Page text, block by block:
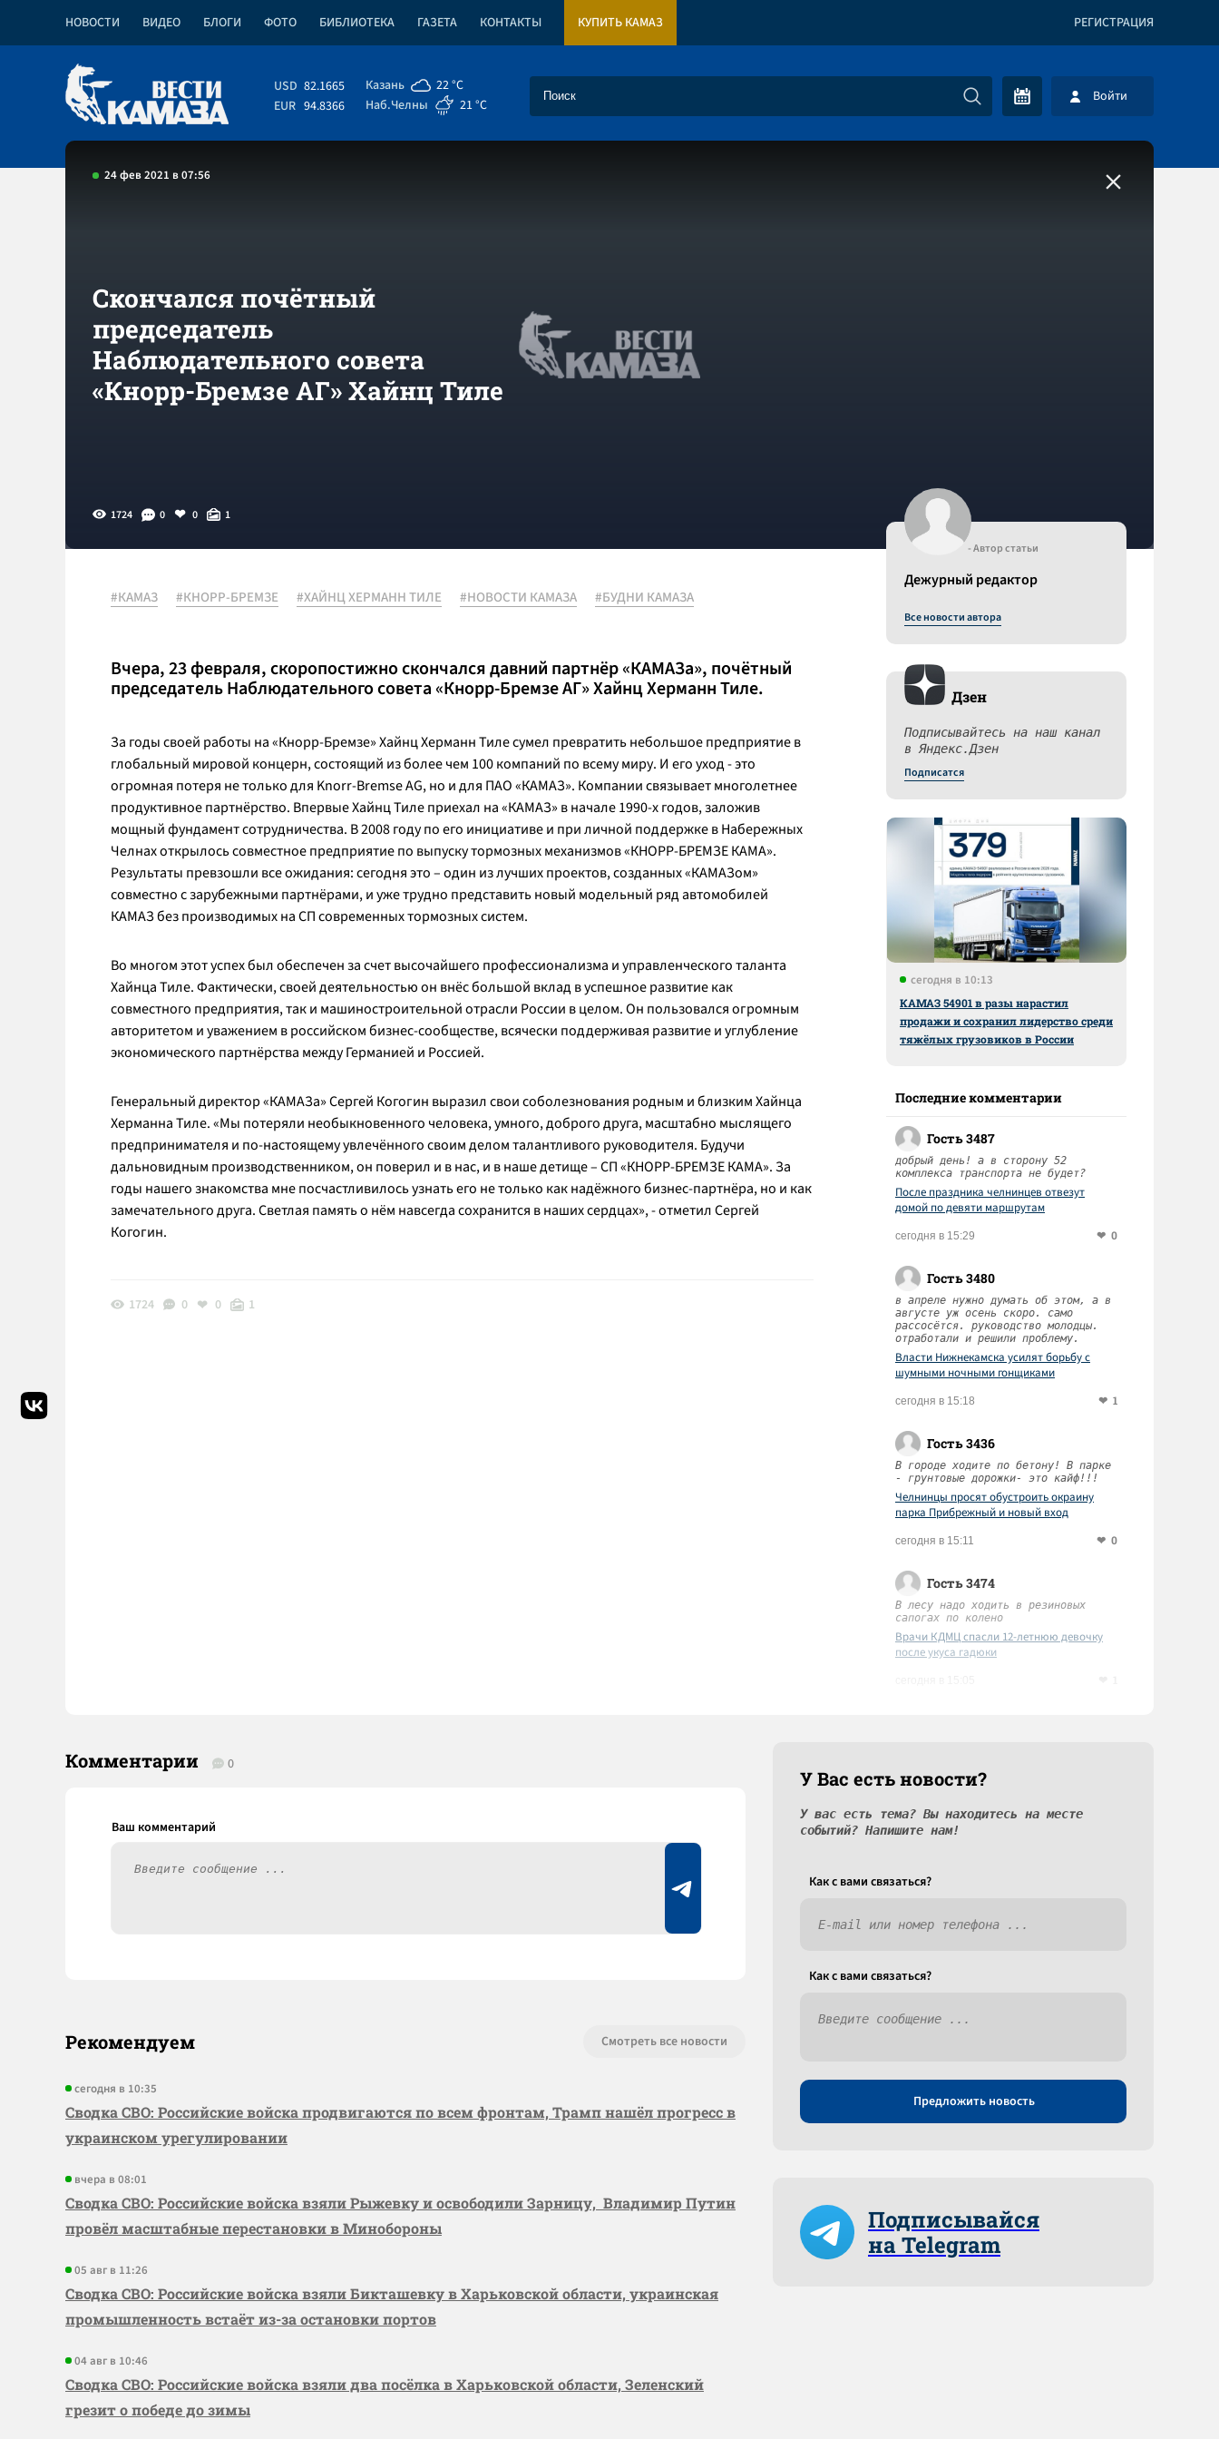
НОВОСТИ ВИДЕО БЛОГИ ФОТО БИБЛИОТЕКА ГАЗЕТА КОНТАКТЫ КУПИТЬ КАМАЗ РЕГИСТРАЦИЯ
USD 82.1665
EUR 94.8366
Казань
22 °C
Наб.Челны
21 °C Войти
24 фев 2021 в 07:56
Скончался почётный
председатель
Наблюдательного совета
«Кнорр-Бремзе АГ» Хайнц Тиле
1724 0 0 1
#КАМАЗ #КНОРР-БРЕМЗЕ #ХАЙНЦ ХЕРМАНН ТИЛЕ #НОВОСТИ КАМАЗА #БУДНИ КАМАЗА
Вчера, 23 февраля, скоропостижно скончался давний партнёр «КАМАЗа», почётный
председатель Наблюдательного совета «Кнорр-Бремзе АГ» Хайнц Херманн Тиле.
За годы своей работы на «Кнорр-Бремзе» Хайнц Херманн Тиле сумел превратить небольшое предприятие в
глобальный мировой концерн, состоящий из более чем 100 компаний по всему миру. И его уход - это
огромная потеря не только для Knorr-Bremse AG, но и для ПАО «КАМАЗ». Компании связывает многолетнее
продуктивное партнёрство. Впервые Хайнц Тиле приехал на «КАМАЗ» в начале 1990-х годов, заложив
мощный фундамент сотрудничества. В 2008 году по его инициативе и при личной поддержке в Набережных
Челнах открылось совместное предприятие по выпуску тормозных механизмов «КНОРР-БРЕМЗЕ КАМА».
Результаты превзошли все ожидания: сегодня это – один из лучших проектов, созданных «КАМАЗом»
совместно с зарубежными партнёрами, и уже трудно представить новый модельный ряд автомобилей
КАМАЗ без производимых на СП современных тормозных систем.
Во многом этот успех был обеспечен за счет высочайшего профессионализма и управленческого таланта
Хайнца Тиле. Фактически, своей деятельностью он внёс большой вклад в успешное развитие как
совместного предприятия, так и машиностроительной отрасли России в целом. Он пользовался огромным
авторитетом и уважением в российском бизнес-сообществе, всячески поддерживая развитие и углубление
экономического партнёрства между Германией и Россией.
Генеральный директор «КАМАЗа» Сергей Когогин выразил свои соболезнования родным и близким Хайнца
Херманна Тиле. «Мы потеряли необыкновенного человека, умного, доброго друга, масштабно мыслящего
предпринимателя и по-настоящему увлечённого своим делом талантливого руководителя. Будучи
дальновидным производственником, он поверил и в нас, и в наше детище – СП «КНОРР-БРЕМЗЕ КАМА». За
годы нашего знакомства мне посчастливилось узнать его не только как надёжного бизнес-партнёра, но и как
замечательного друга. Светлая память о нём навсегда сохранится в наших сердцах», - отметил Сергей
Когогин.
1724 0 0 1
- Автор статьи
Дежурный редактор
Все новости автора
Дзен
Подписывайтесь на наш канал
в Яндекс.Дзен
Подписатся
сегодня в 10:13
КАМАЗ 54901 в разы нарастил
продажи и сохранил лидерство среди
тяжёлых грузовиков в России
Последние комментарии
Гость 3487
добрый день! а в сторону 52
комплекса транспорта не будет?
После праздника челнинцев отвезут
домой по девяти маршрутам
сегодня в 15:29 0
Гость 3480
в апреле нужно думать об этом, а в
августе уж осень скоро. само
рассосётся. руководство молодцы.
отработали и решили проблему.
Власти Нижнекамска усилят борьбу с
шумными ночными гонщиками
сегодня в 15:18 1
Гость 3436
В городе ходите по бетону! В парке
- грунтовые дорожки- это кайф!!!
Челнинцы просят обустроить окраину
парка Прибрежный и новый вход
сегодня в 15:11 0
Гость 3474
В лесу надо ходить в резиновых
сапогах по колено
Врачи КДМЦ спасли 12-летнюю девочку
после укуса гадюки
Комментарии 0
Рекомендуем Смотреть все новости
сегодня в 10:35
Сводка СВО: Российские войска продвигаются по всем фронтам, Трамп нашёл прогресс в
украинском урегулировании
вчера в 08:01
Сводка СВО: Российские войска взяли Рыжевку и освободили Зарницу, Владимир Путин
провёл масштабные перестановки в Минобороны
05 авг в 11:26
Сводка СВО: Российские войска взяли Бикташевку в Харьковской области, украинская
промышленность встаёт из-за остановки портов
04 авг в 10:46
Сводка СВО: Российские войска взяли два посёлка в Харьковской области, Зеленский
грезит о победе до зимы
У Вас есть новости?
У вас есть тема? Вы находитесь на месте
событий? Напишите нам!
Как c вами связаться?
Как c вами связаться?
Предложить новость
Подписывайся
на Telegram